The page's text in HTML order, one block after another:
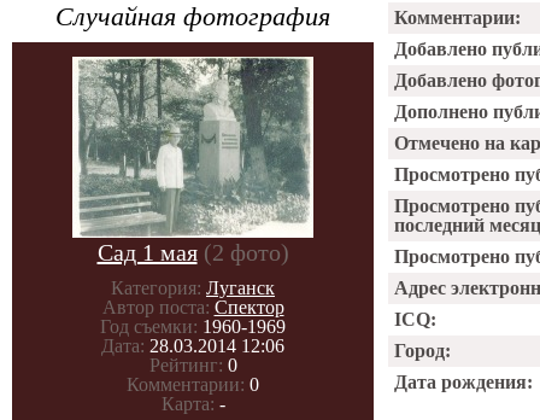
Случайная фотография
Сад 1 мая (2 фото)
Категория: Луганск
Автор поста: Спектор
Год съемки: 1960-1969
Дата: 28.03.2014 12:06
Рейтинг: 0
Комментарии: 0
Карта: -
Комментарии:
Добавлено
Добавлено
Дополнено
Отмечено на
Просмотрено
Просмотрено
последний
Просмотрено
Адрес
ICQ:
Город:
Дата рождения: